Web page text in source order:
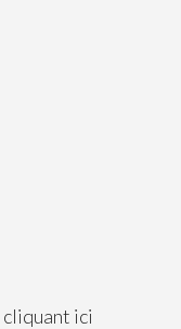
cliquant ici